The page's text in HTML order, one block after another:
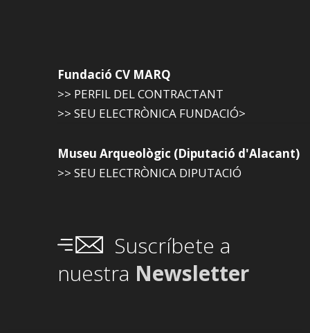
Fundació CV MARQ
>> PERFIL DEL CONTRACTANT
>> SEU ELECTRÒNICA FUNDACIÓ>
Museu Arqueològic (Diputació d'Alacant)
>> SEU ELECTRÒNICA DIPUTACIÓ
Suscríbete a
nuestra Newsletter